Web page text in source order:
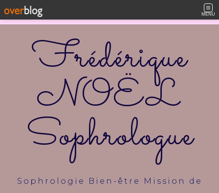
MENU
Frédérique
NOËL
Sophrologue
Sophrologie Bien-être Mission de